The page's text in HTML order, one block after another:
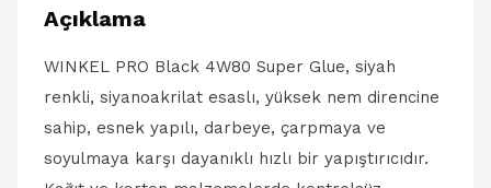
Açıklama
WINKEL PRO Black 4W80 Super Glue, siyah
renkli, siyanoakrilat esaslı, yüksek nem direncine
sahip, esnek yapılı, darbeye, çarpmaya ve
soyulmaya karşı dayanıklı hızlı bir yapıştırıcıdır.